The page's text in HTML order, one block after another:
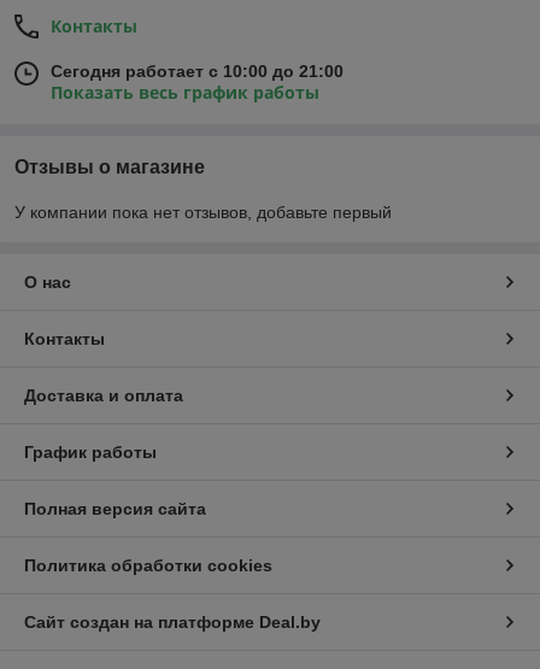
Контакты
Сегодня работает с 10:00 до 21:00
Показать весь график работы
Отзывы о магазине
У компании пока нет отзывов, добавьте первый
О нас
Контакты
Доставка и оплата
График работы
Полная версия сайта
Политика обработки cookies
Сайт создан на платформе Deal.by